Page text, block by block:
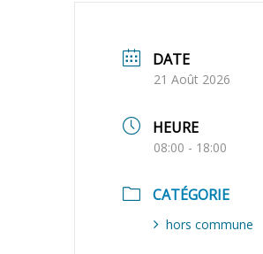
DATE
21 Août 2026
HEURE
08:00 - 18:00
CATÉGORIE
hors commune